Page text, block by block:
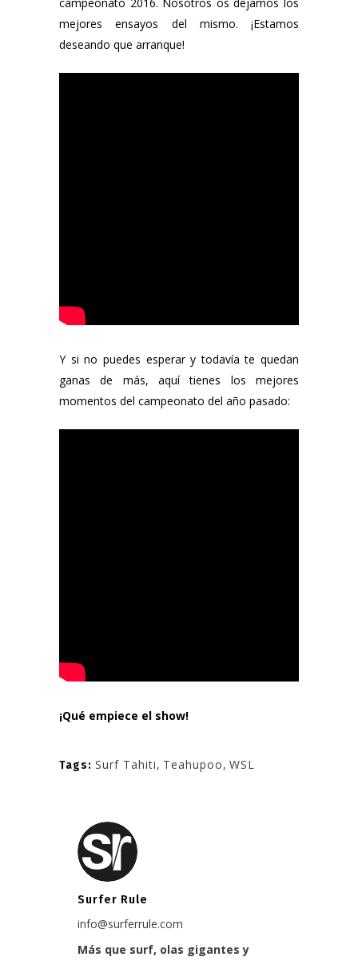
mejores ensayos del mismo. ¡Estamos
deseando que arranque!
Y si no puedes esperar y todavía te quedan
ganas de más, aquí tienes los mejores
momentos del campeonato del año pasado:
¡Qué empiece el show!
Tags: Surf Tahiti, Teahupoo, WSL
Surfer Rule
info@surferrule.com
Más que surf, olas gigantes y